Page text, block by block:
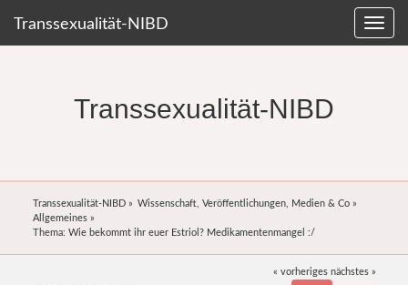
Transsexualität-NIBD
Transsexualität-NIBD
Transsexualität-NIBD» Wissenschaft, Veröffentlichungen, Medien & Co »
Allgemeines»
Thema: Wie bekommt ihr euer Estriol? Medikamentenmangel :/
« vorheriges nächstes »